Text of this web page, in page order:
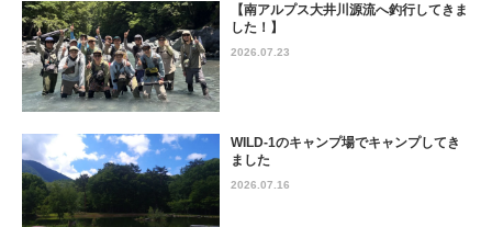
【南アルプス大井川源流へ釣行してきま
した！】
2026.07.23
WILD-1のキャンプ場でキャンプしてき
ました
2026.07.16